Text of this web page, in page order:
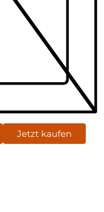
Jetzt kaufen